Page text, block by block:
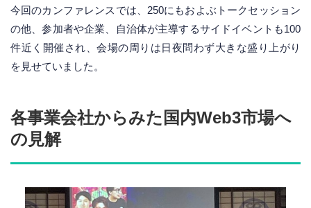
今回のカンファレンスでは、250にもおよぶトークセッション
の他、参加者や企業、自治体が主導するサイドイベントも100
件近く開催され、会場の周りは日夜問わず大きな盛り上がり
を見せていました。
各事業会社からみた国内Web3市場へ
の見解